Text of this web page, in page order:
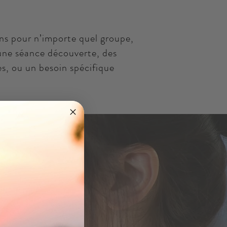
pour n’importe quel groupe,
séance découverte, des
ou un besoin spécifique